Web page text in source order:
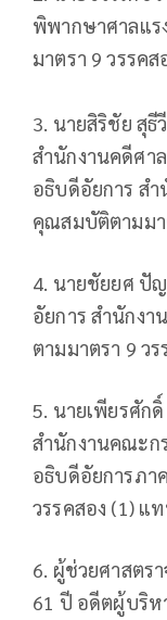
พิพากษาศาลแ
มาตรา 9 วรรค
3. นายสิริชัย สุธี
สำนักงานคดีศา
อธิบดีอัยการ ส
คุณสมบัติตามมา
4. นายชัยยศ ปั
อัยการ สำนักง
ตามมาตรา 9 ว
5. นายเพียรศัก
สำนักงานคณะก
อธิบดีอัยการภา
วรรคสอง (1) แ
6. ผู้ช่วยศาสตร
61 ปี อดีตผู้บริ